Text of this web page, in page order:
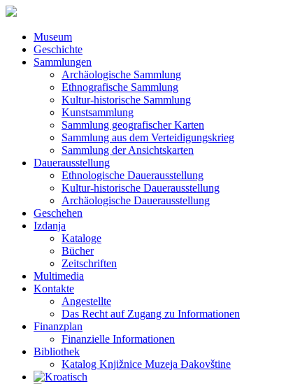
Museum
Geschichte
Sammlungen
Archäologische Sammlung
Ethnografische Sammlung
Kultur-historische Sammlung
Kunstsammlung
Sammlung geografischer Karten
Sammlung aus dem Verteidigungskrieg
Sammlung der Ansichtskarten
Dauerausstellung
Ethnologische Dauerausstellung
Kultur-historische Dauerausstellung
Archäologische Dauerausstellung
Geschehen
Izdanja
Kataloge
Bücher
Zeitschriften
Multimedia
Kontakte
Angestellte
Das Recht auf Zugang zu Informationen
Finanzplan
Finanzielle Informationen
Bibliothek
Katalog Knjižnice Muzeja Đakovštine